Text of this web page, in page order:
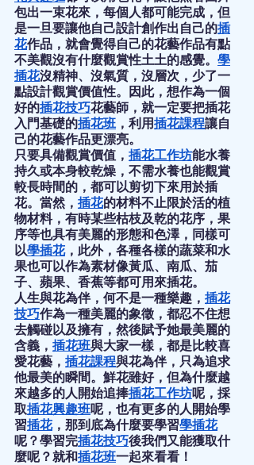
包出一束花來，每個人都可能完成，但
是一旦要讓他自己設計創作出自己的插
花作品，就會覺得自己的花藝作品有點
不美觀沒有什麼觀賞性土土的感覺。 學
插花沒精神、沒氣質，沒層次，少了一
點設計觀賞價值性。因此，想作為一個
好的插花技巧花藝師，就一定要把插花
入門基礎的插花班，利用插花課程讓自
己的花藝作品更漂亮。
只要具備觀賞價值， 插花工作坊能水養
持久或本身較乾燥，不需水養也能觀賞
較長時間的，都可以剪切下來用於插
花。當然， 插花的材料不止限於活的植
物材料，有時某些枯枝及乾的花序，果
序等也具有美麗的形態和色澤，同樣可
以學插花，此外，各種各樣的蔬菜和水
果也可以作為素材像黃瓜、南瓜、茄
子、蘋果、香蕉等都可用來插花。
人生與花為伴，何不是一種樂趣， 插花
技巧作為一種美麗的象徵，都忍不住想
去觸碰以及擁有，然後賦予她最美麗的
含義， 插花班與大家一樣，都是比較喜
愛花藝， 插花課程與花為伴，只為追求
他最美的瞬間。鮮花雖好，但為什麼越
來越多的人開始追捧插花工作坊呢，採
取插花興趣班呢，也有更多的人開始學
習插花，那到底為什麼要學習學插花
呢？學習完插花技巧後我們又能獲取什
麼呢？就和插花班一起來看看！